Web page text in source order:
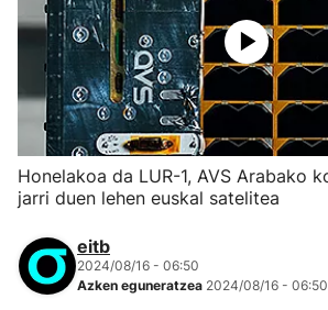
Honelakoa da LUR-1, AVS Arabako
jarri duen lehen euskal satelitea
eitb
2024/08/16 - 06:50
Azken eguneratzea 2024/08/16 - 06:50